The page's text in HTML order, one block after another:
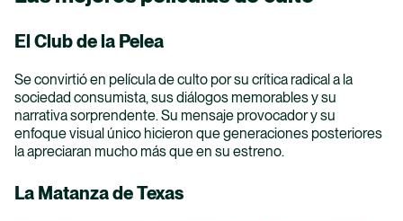
Vida Universitaria
Investigación
Nuestro Bosque
El Club de la Pelea
Se convirtió en película de culto por su crítica radical a la
sociedad consumista, sus diálogos memorables y su
narrativa sorprendente. Su mensaje provocador y su
enfoque visual único hicieron que generaciones posteriores
la apreciaran mucho más que en su estreno.
La Matanza de Texas